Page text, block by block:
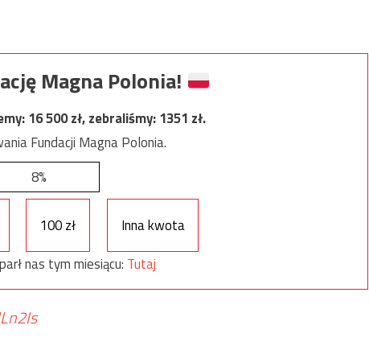
Magna Polonia!
16 500zł, zebraliśmy:1351 zł.
Fundacji Magna Polonia.
8%
100 zł
Inna kwota
nas tym miesiącu: Tutaj